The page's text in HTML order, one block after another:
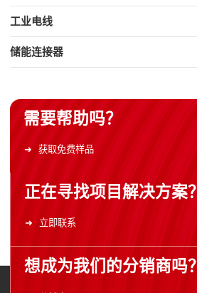
工业电线
储能连接器
需要帮助吗？
获取免费样品
正在寻找项目解决方案？
立即联系
想成为我们的分销商吗？